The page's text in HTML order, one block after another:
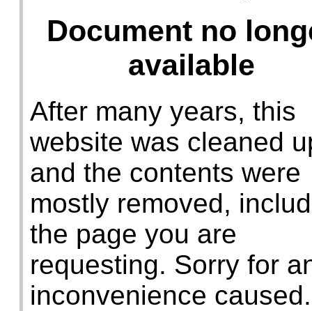
Document no
available
After many years, this
website was cleaned
and the contents were
mostly removed,
the page you are
requesting. Sorry for
inconvenience caused.